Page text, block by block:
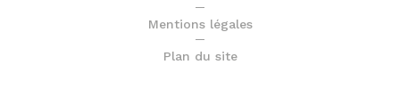
Mentions légales
Plan du site